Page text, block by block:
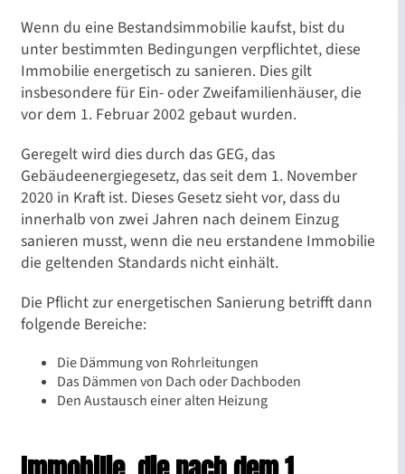
Wenn du eine Bestandsimmobilie kaufst, bist du
unter bestimmten Bedingungen verpflichtet, diese
Immobilie energetisch zu sanieren. Dies gilt
insbesondere für Ein- oder Zweifamilienhäuser, die
vor dem 1. Februar 2002 gebaut wurden.
Geregelt wird dies durch das GEG, das
Gebäudeenergiegesetz, das seit dem 1. November
2020 in Kraft ist. Dieses Gesetz sieht vor, dass du
innerhalb von zwei Jahren nach deinem Einzug
sanieren musst, wenn die neu erstandene Immobilie
die geltenden Standards nicht einhält.
Die Pflicht zur energetischen Sanierung betrifft dann
folgende Bereiche:
Die Dämmung von Rohrleitungen
Das Dämmen von Dach oder Dachboden
Den Austausch einer alten Heizung